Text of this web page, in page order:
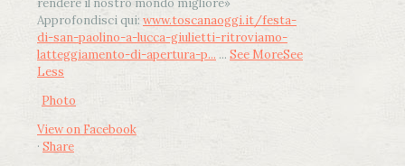
rendere il nostro mondo migliore»
Approfondisci qui: www.toscanaoggi.it/festa-
di-san-paolino-a-lucca-giulietti-ritroviamo-
latteggiamento-di-apertura-p... ... See MoreSee
Less
Photo
View on Facebook
· Share